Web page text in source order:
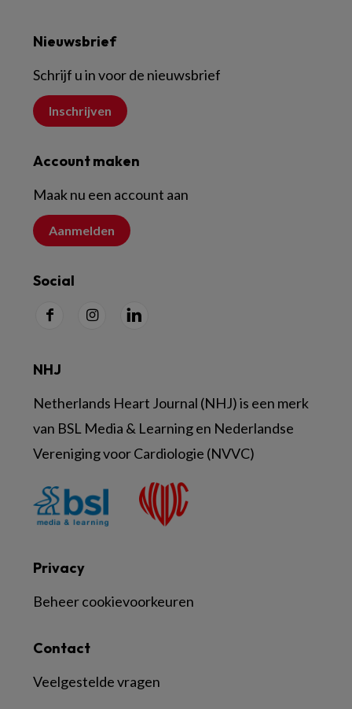
Nieuwsbrief
Schrijf u in voor de nieuwsbrief
Inschrijven
Account maken
Maak nu een account aan
Aanmelden
Social
Contact
Veelgestelde vragen
Privacy
Beheer cookievoorkeuren
NHJ
Netherlands Heart Journal (NHJ) is een merk
van BSL Media & Learning en Nederlandse
Vereniging voor Cardiologie (NVVC)